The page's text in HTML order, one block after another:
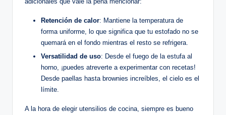
Retención de calor: Mantiene ⁤la temperatura de
forma uniforme, lo que significa que tu estofado‍ no ‍se
quemará en el⁤ fondo mientras el resto se refrigera.
Versatilidad ⁣de uso: Desde el fuego de la‌ estufa al
horno, ⁣¡puedes atreverte a ⁢experimentar⁤ con recetas!
Desde paellas hasta brownies increíbles, el cielo es el
límite.
A la hora de elegir utensilios⁣ de cocina, siempre es⁢ bueno